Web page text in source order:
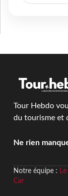
Tour Hebdo
du tourisme et
Ne rien
Notre équipe :
Car